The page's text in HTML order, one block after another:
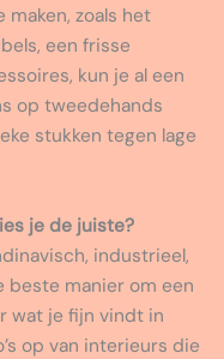
zoals het
een frisse
kun je al een
op tweedehands
stukken tegen lage
je de juiste?
industrieel,
beste manier om een
wat je fijn vindt in
op van interieurs die